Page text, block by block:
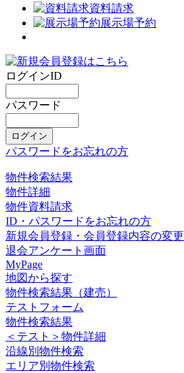
資料請求
展示場予約
ログインID
パスワード
パスワードをお忘れの方
物件検索結果
物件詳細
物件資料請求
ID・パスワードをお忘れの方
新規会員登録・会員登録内容の変更
退会アンケート画面
MyPage
地図から探す
物件検索結果（建売）
テストフォーム
物件検索結果
＜テスト＞物件詳細
沿線別物件検索
エリア別物件検索